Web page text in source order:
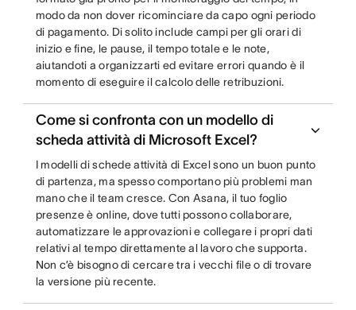
modo da non dover ricominciare da capo ogni periodo
di pagamento. Di solito include campi per gli orari di
inizio e fine, le pause, il tempo totale e le note,
aiutandoti a organizzarti ed evitare errori quando è il
momento di eseguire il calcolo delle retribuzioni.
Come si confronta con un modello di
scheda attività di Microsoft Excel?
I modelli di schede attività di Excel sono un buon punto
di partenza, ma spesso comportano più problemi man
mano che il team cresce. Con Asana, il tuo foglio
presenze è online, dove tutti possono collaborare,
automatizzare le approvazioni e collegare i propri dati
relativi al tempo direttamente al lavoro che supporta.
Non c’è bisogno di cercare tra i vecchi file o di trovare
la versione più recente.